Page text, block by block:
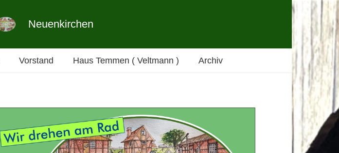
Neuenkirchen
Vorstand Haus Temmen ( Veltmann ) Archiv